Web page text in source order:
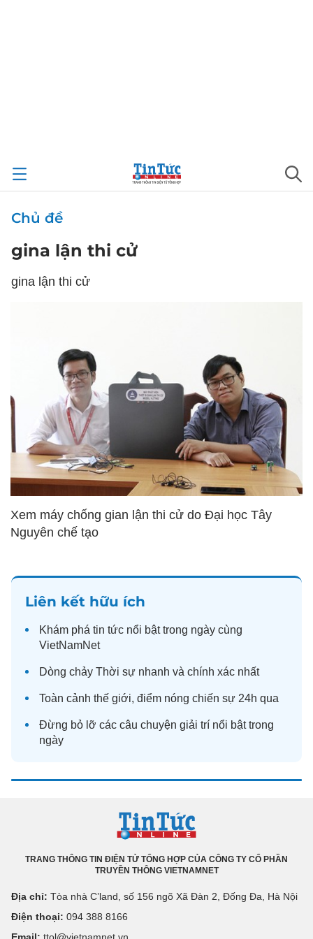
Chủ đề
gina lận thi cử
gina lận thi cử
Xem máy chống gian lận thi cử do Đại học Tây
Nguyên chế tạo
Liên kết hữu ích
Khám phá tin tức nổi bật trong ngày cùng
VietNamNet
Dòng chảy Thời sự nhanh và chính xác nhất
Toàn cảnh thế giới, điểm nóng chiến sự 24h qua
Đừng bỏ lỡ các câu chuyện giải trí nổi bật trong
ngày
TRANG THÔNG TIN ĐIỆN TỬ TỔNG HỢP CỦA CÔNG TY CỔ PHẦN
TRUYỀN THÔNG VIETNAMNET
Địa chỉ: Tòa nhà C’land, số 156 ngõ Xã Đàn 2, Đống Đa, Hà Nội
Điện thoại: 094 388 8166